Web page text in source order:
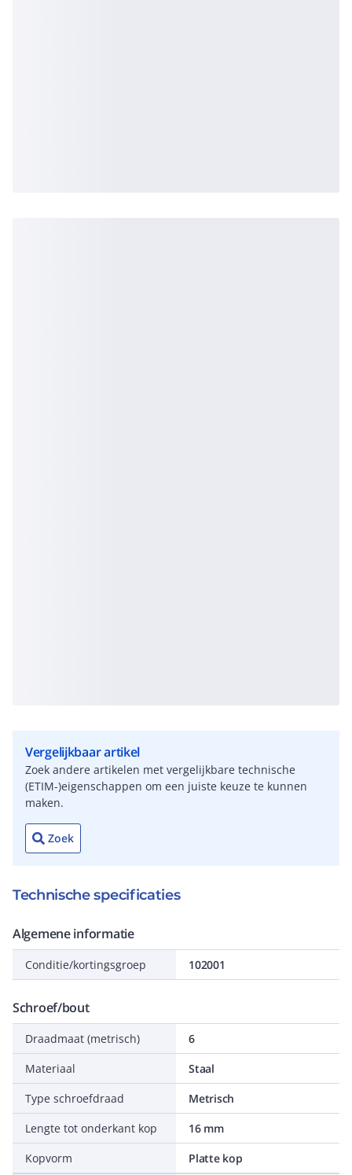
Vergelijkbaar artikel
Zoek andere artikelen met vergelijkbare technische
(ETIM-)eigenschappen om een juiste keuze te kunnen
maken.
Zoek
Technische specificaties
Algemene informatie
Conditie/kortingsgroep 102001
Schroef/bout
Draadmaat (metrisch)
6
Materiaal
Staal
Type schroefdraad
Metrisch
Lengte tot onderkant kop
16 mm
Kopvorm
Platte kop